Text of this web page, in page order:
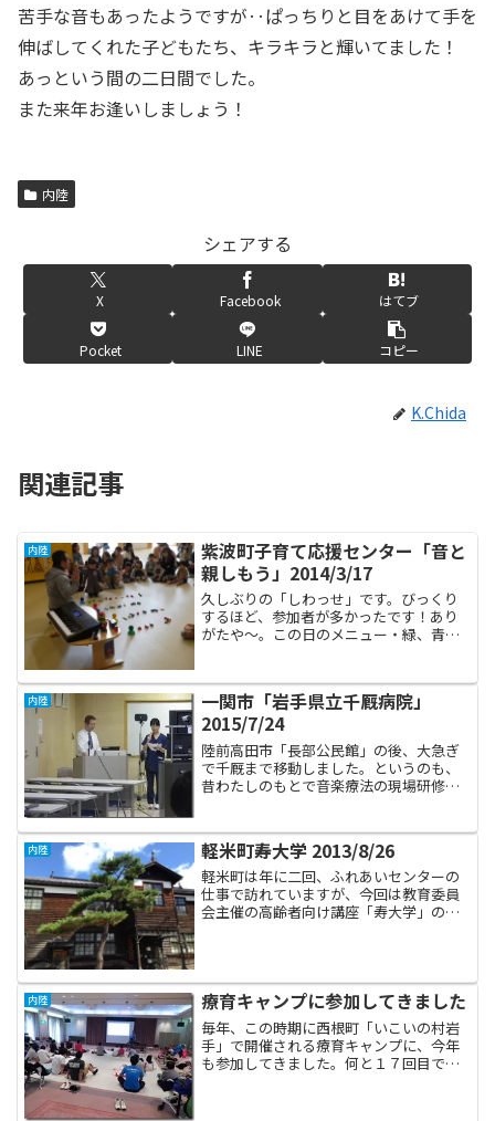
苦手な音もあったようですが‥ぱっちりと目をあけて手を
伸ばしてくれた子どもたち、キラキラと輝いてました！
あっという間の二日間でした。
また来年お逢いしましょう！
内陸
シェアする
X Facebook はてブ
Pocket LINE コピー
K.Chida
関連記事
内陸
紫波町子育て応援センター「音と
親しもう」2014/3/17
久しぶりの「しわっせ」です。びっくり
するほど、参加者が多かったです！あり
がたや～。この日のメニュー・緑、青、
そ」・まねっこ出来るかな？（リズムに
合わせてセラピストと同じ動き...
内陸
一関市「岩手県立千厩病院」
2015/7/24
陸前高田市「長部公民館」の後、大急ぎ
で千厩まで移動しました。というのも、
昔わたしのもとで音楽療法の現場研修を
医として千厩病院に勤務しているのです
が、彼女から院内研修の講...
内陸 軽米町寿大学 2013/8/26
軽米町は年に二回、ふれあいセンターの
仕事で訪れていますが、今回は教育委員
会主催の高齢者向け講座「寿大学」の仕
か！私の好み、どストライク...
内陸 療育キャンプに参加してきました
毎年、この時期に西根町「いこいの村岩
手」で開催される療育キャンプに、今年
も参加してきました。何と１７回目で